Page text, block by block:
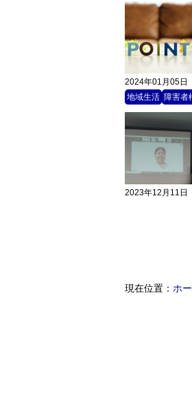
2024年01月05日
地域生活 障害者
2023年12月11日
現在位置： ホ